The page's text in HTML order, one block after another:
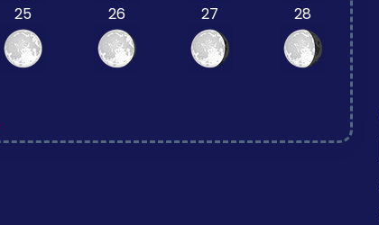
25 26 27 28